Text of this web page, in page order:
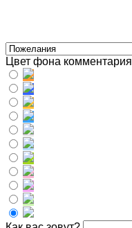
Цвет фона комментария